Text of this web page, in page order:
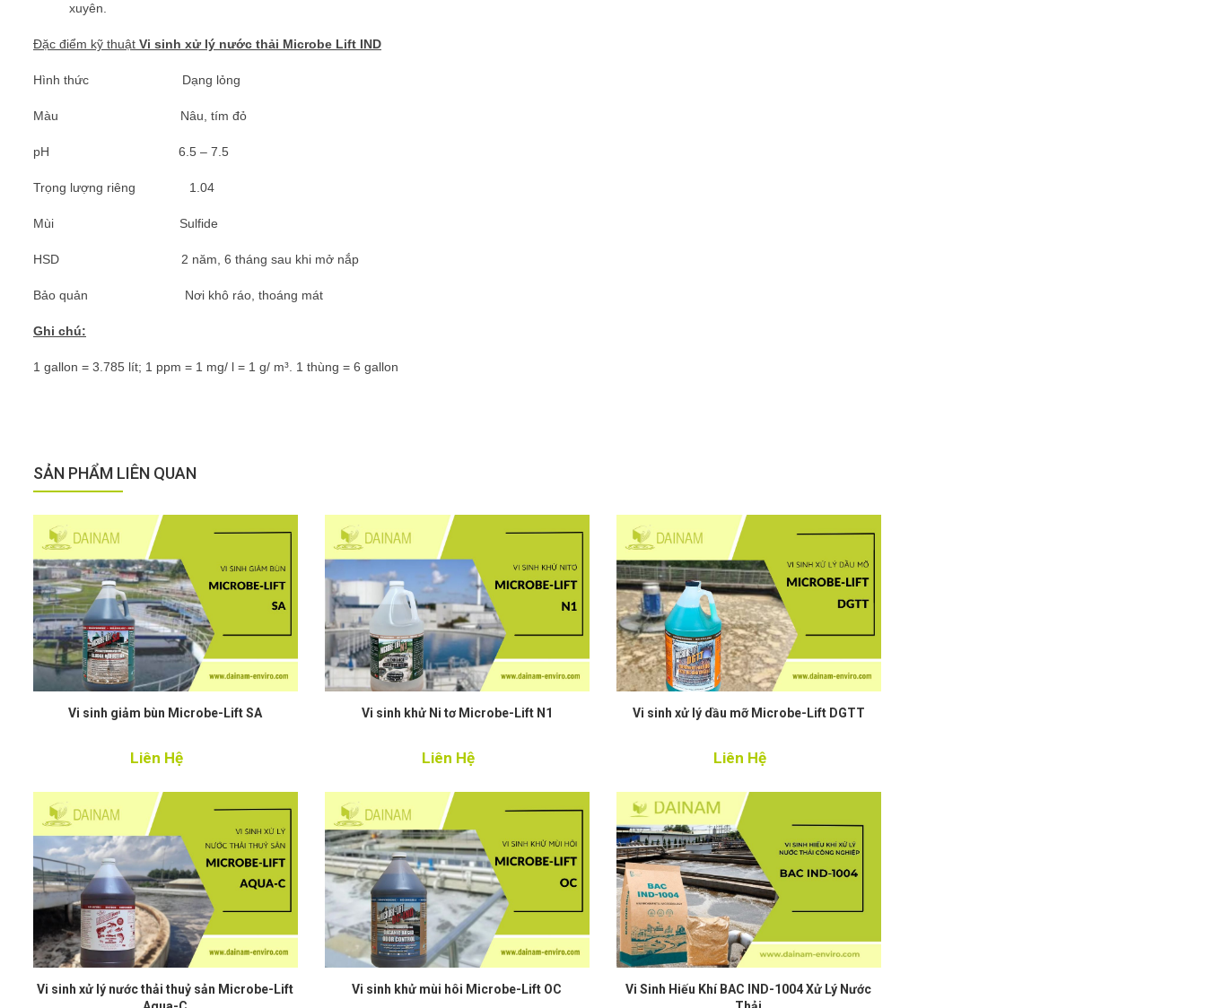
xuyên.
Đặc điểm kỹ thuật Vi sinh xử lý nước thải Microbe Lift IND
Hình thức Dạng lỏng
Màu Nâu, tím đỏ
pH 6.5 – 7.5
Trọng lượng riêng 1.04
Mùi Sulfide
HSD 2 năm, 6 tháng sau khi mở nắp
Bảo quản Nơi khô ráo, thoáng mát
Ghi chú:
1 gallon = 3.785 lít; 1 ppm = 1 mg/ l = 1 g/ m³. 1 thùng = 6 gallon
SẢN PHẨM LIÊN QUAN
Vi sinh giảm bùn Microbe-Lift SA
Liên Hệ
Vi sinh khử Ni tơ Microbe-Lift N1
Liên Hệ
Vi sinh xử lý dầu mỡ Microbe-Lift DGTT
Liên Hệ
Vi sinh xử lý nước thải thuỷ sản Microbe-Lift
Vi sinh khử mùi hôi Microbe-Lift OC
Vi Sinh Hiếu Khí BAC IND-1004 Xử Lý Nước